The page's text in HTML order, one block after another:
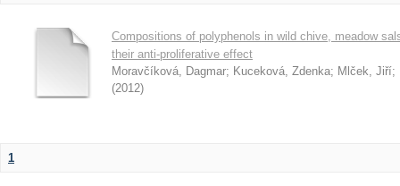
Compositions of polyphenols in wild chive, meadow
their anti-proliferative effect
Moravčíková, Dagmar; Kuceková, Zdenka; Mlček, Jiří;
(2012)
1